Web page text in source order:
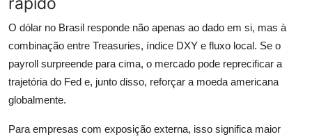
O dólar no Brasil responde não apenas ao dado em si, mas à
combinação entre Treasuries, índice DXY e fluxo local. Se o
payroll surpreende para cima, o mercado pode reprecificar a
trajetória do Fed e, junto disso, reforçar a moeda americana
globalmente.
Para empresas com exposição externa, isso significa maior